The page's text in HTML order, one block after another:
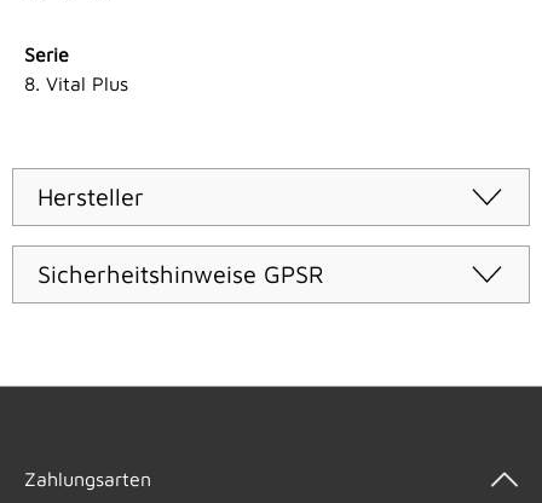
Serie
8. Vital Plus
Hersteller
Sicherheitshinweise GPSR
Zahlungsarten